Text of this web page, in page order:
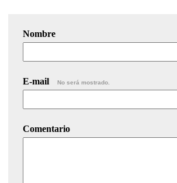
Nombre
E-mail No será mostrado.
Comentario